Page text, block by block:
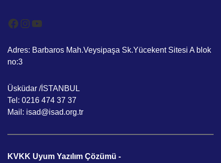
Facebook
Instagram
YouTube
Adres: Barbaros Mah.Veysipaşa Sk.Yücekent Sitesi A blok
no:3
Üsküdar /İSTANBUL
Tel: 0216 474 37 37
Mail: isad@isad.org.tr
KVKK Uyum Yazılım Çözümü -